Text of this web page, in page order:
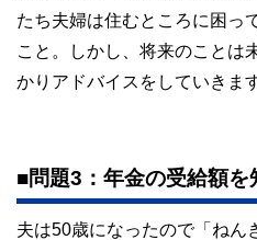
たち夫婦は住むところに困っ
こと。しかし、将来のことは
かりアドバイスをしていきま
■問題3：年金の受給額を
夫は50歳になったので「ねん